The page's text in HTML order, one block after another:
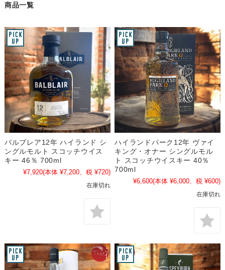
商品一覧
バルブレア12年 ハイランド シ
ングルモルト スコッチウイス
キー 46％ 700ml
¥7,920(本体 ¥7,200、税 ¥720)
在庫切れ
ハイランドパーク12年 ヴァイ
キング・オナー シングルモル
ト スコッチウイスキー 40％
700ml
¥6,600(本体 ¥6,000、税 ¥600)
在庫切れ